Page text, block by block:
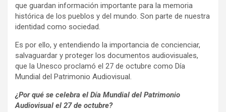
que guardan información importante para la memoria
histórica de los pueblos y del mundo. Son parte de nuestra
identidad como sociedad.
Es por ello, y entendiendo la importancia de concienciar,
salvaguardar y proteger los documentos audiovisuales,
que la Unesco proclamó el 27 de octubre como Día
Mundial del Patrimonio Audiovisual.
¿Por qué se celebra el Día Mundial del Patrimonio
Audiovisual el 27 de octubre?